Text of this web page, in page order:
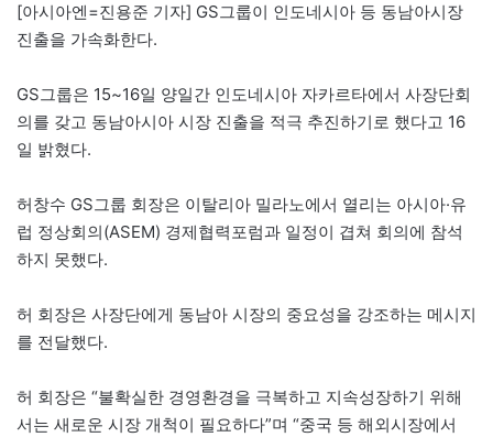
[아시아엔=진용준 기자] GS그룹이 인도네시아 등 동남아시장
진출을 가속화한다.
GS그룹은 15~16일 양일간 인도네시아 자카르타에서 사장단회
의를 갖고 동남아시아 시장 진출을 적극 추진하기로 했다고 16
일 밝혔다.
허창수 GS그룹 회장은 이탈리아 밀라노에서 열리는 아시아·유
럽 정상회의(ASEM) 경제협력포럼과 일정이 겹쳐 회의에 참석
하지 못했다.
허 회장은 사장단에게 동남아 시장의 중요성을 강조하는 메시지
를 전달했다.
허 회장은 “불확실한 경영환경을 극복하고 지속성장하기 위해
서는 새로운 시장 개척이 필요하다”며 “중국 등 해외시장에서